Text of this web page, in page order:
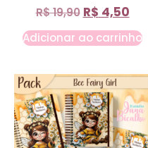
R$19,90 R$ 4,50
Adicionar ao carrinho